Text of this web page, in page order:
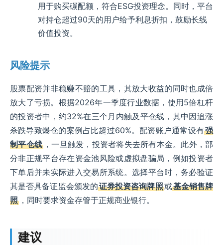
用于购买碳配额，符合ESG投资理念。同时，平台
对持仓超过90天的用户给予利息折扣，鼓励长线
价值投资。
风险提示
股票配资并非稳赚不赔的工具，其放大收益的同时也成倍
放大了亏损。根据2026年一季度行业数据，使用5倍杠杆
的投资者中，约32%在三个月内触及平仓线，其中因追涨
杀跌导致爆仓的案例占比超过60%。配资账户通常设有强
制平仓线 ，一旦触发，投资者将失去所有本金。此外，部
分非正规平台存在资金池风险或虚拟盘骗局，例如投资者
下单后并未实际进入交易所系统。选择平台时，务必验证
其是否具备证监会颁发的证券投资咨询牌照或基金销售牌
照 ，同时要求资金存管于正规商业银行。
建议